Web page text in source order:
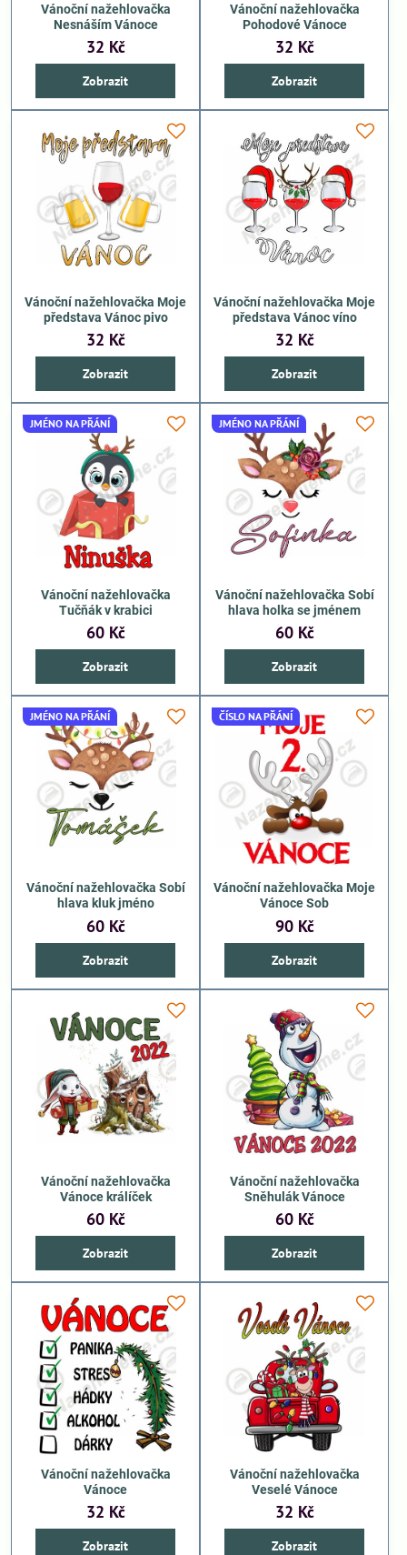
Vánoční nažehlovačka
Nesnáším Vánoce
32 Kč
Zobrazit
Vánoční nažehlovačka
Pohodové Vánoce
32 Kč
Zobrazit
Vánoční nažehlovačka Moje
představa Vánoc pivo
32 Kč
Zobrazit
Vánoční nažehlovačka Moje
představa Vánoc víno
32 Kč
Zobrazit
JMÉNO NA PŘÁNÍ
Vánoční nažehlovačka
Tučňák v krabici
60 Kč
Zobrazit
JMÉNO NA PŘÁNÍ
Vánoční nažehlovačka Sobí
hlava holka se jménem
60 Kč
Zobrazit
JMÉNO NA PŘÁNÍ
Vánoční nažehlovačka Sobí
hlava kluk jméno
60 Kč
Zobrazit
ČÍSLO NA PŘÁNÍ
Vánoční nažehlovačka Moje
Vánoce Sob
90 Kč
Zobrazit
Vánoční nažehlovačka
Vánoce králíček
60 Kč
Zobrazit
Vánoční nažehlovačka
Sněhulák Vánoce
60 Kč
Zobrazit
Vánoční nažehlovačka
Vánoce
32 Kč
Zobrazit
Vánoční nažehlovačka
Veselé Vánoce
32 Kč
Zobrazit